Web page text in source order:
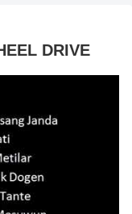
DRIVE